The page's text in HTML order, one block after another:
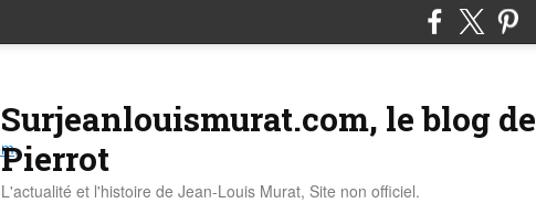
Surjeanlouismurat.com, le blog de
Pierrot
L'actualité et l'histoire de Jean-Louis Murat, Site non officiel.